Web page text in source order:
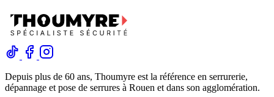
Depuis plus de 60 ans, Thoumyre est la référence en serrurerie,
dépannage et pose de serrures à Rouen et dans son agglomération.